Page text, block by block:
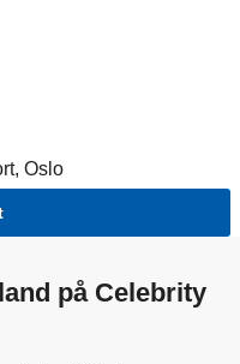
Oslo
på Celebrity